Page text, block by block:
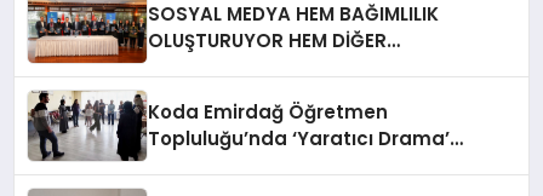
SOSYAL MEDYA HEM BAĞIMLILIK
OLUŞTURUYOR HEM DİĞER
Koda Emirdağ Öğretmen
Topluluğu’nda ‘Yaratıcı Drama’